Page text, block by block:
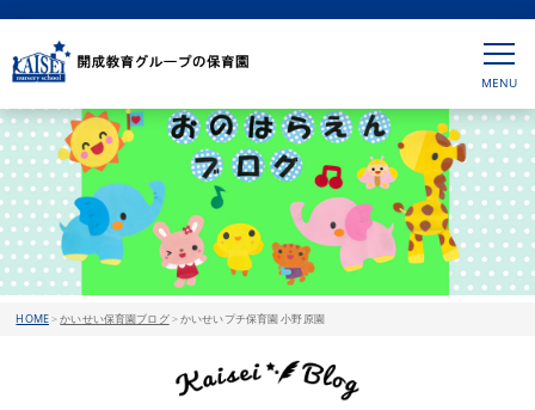
HOME>かいせい保育園ブログ>かいせいプチ保育園 小野原園